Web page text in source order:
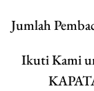
Jumlah
Ikuti Kami